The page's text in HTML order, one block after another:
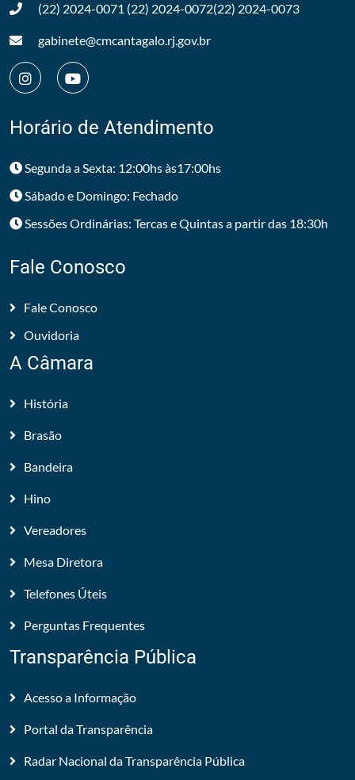
(22) 2024-0071 (22) 2024-0072(22) 2024-0073
gabinete@cmcantagalo.rj.gov.br
Horário de Atendimento
Segunda a Sexta: 12:00hs às17:00hs
Sábado e Domingo: Fechado
Sessões Ordinárias: Tercas e Quintas a partir das 18:30h
Fale Conosco
Fale Conosco
Ouvidoria
A Câmara
História
Brasão
Bandeira
Hino
Vereadores
Mesa Diretora
Telefones Úteis
Perguntas Frequentes
Transparência Pública
Acesso a Informação
Portal da Transparência
Radar Nacional da Transparência Pública